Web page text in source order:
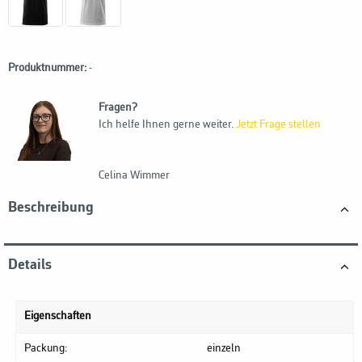
Produktnummer: -
Fragen?
Ich helfe Ihnen gerne weiter. Jetzt Frage stellen
Celina Wimmer
Beschreibung
Details
Eigenschaften
Packung: einzeln